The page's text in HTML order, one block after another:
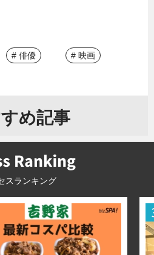
# 俳優 # 映画
め記事
スランキング